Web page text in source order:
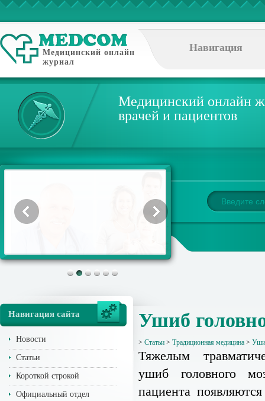
Медицинский онлайн
журнал
Навигация
Медицинский онлайн
врачей и пациентов
Навигация сайта
Новости
Статьи
Короткой строкой
Официальный отдел
Ушиб
> Статьи > Традиционная медицина >
Тяжелым
ушиб головного
пациента